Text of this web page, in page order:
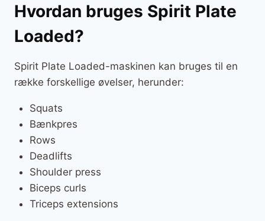
Hvordan bruges Spirit Plate
Loaded?
Spirit Plate Loaded-maskinen kan bruges til en
række forskellige øvelser, herunder:
Squats
Bænkpres
Rows
Deadlifts
Shoulder press
Biceps curls
Triceps extensions